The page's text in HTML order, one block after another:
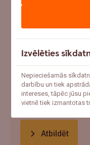
Ja šovasar
vajadzētu
Paļautos uz
Cerētu, ka tā
Atbildēt
Izvēlēties
Nepieciešamās
darbību un tiek
intereses, tāpēc jūsu
vietnē tiek izmantotas